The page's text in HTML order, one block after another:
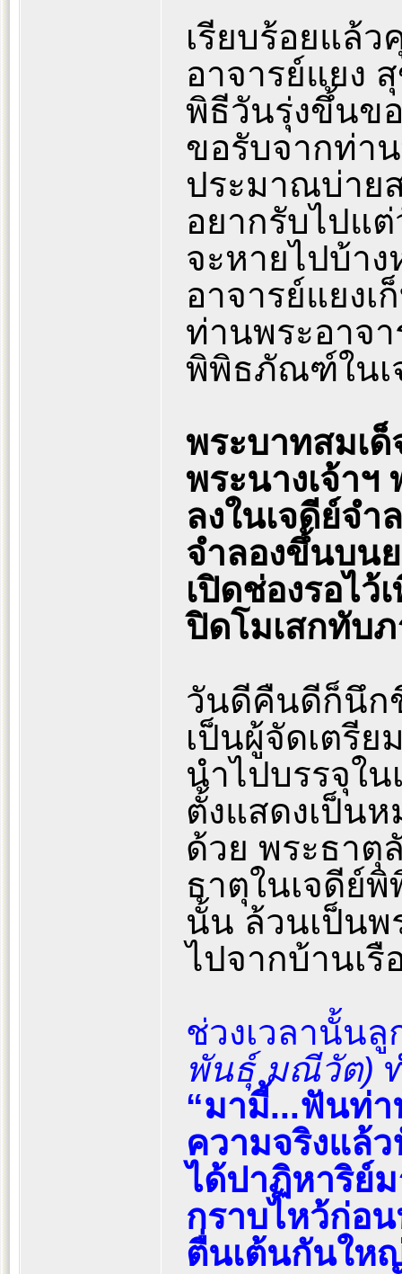
เรียบร้อยแล้
อาจารย์แยง
พิธีวันรุ่งขึ้นข
ขอรับจากท่าน
ประมาณบ่าย
อยากรับไปแ
จะหายไปบ้า
อาจารย์แยงเ
ท่านพระอาจา
พิพิธภัณฑ์ในเ
พระบาทสมเด็
พระนางเจ้าฯ
ลงในเจดีย์จำ
จำลองขึ้นบน
เปิดช่องรอไ
ปิดโมเสกทับ
วันดีคืนดีก็นึก
เป็นผู้จัดเตรี
นำไปบรรจุใ
ตั้งแสดงเป็น
ด้วย พระธา
ธาตุในเจดีย์
นั้น ล้วนเป็นพ
ไปจากบ้านเ
ช่วงเวลานั้น
พันธุ์ มณีวัต)
“มามี้...ฟันท่า
ความจริงแล้
ได้ปาฏิหาริย์ม
กราบไหว้ก่อ
ตื่นเต้นกันให